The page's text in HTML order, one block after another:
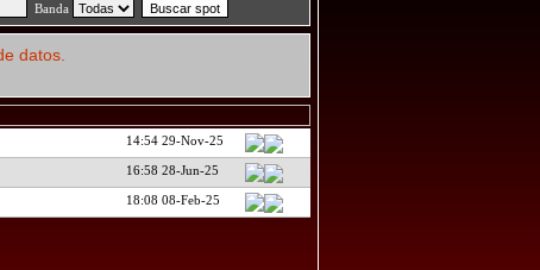
Banda
datos.
14:54 29-Nov-25
16:58 28-Jun-25
18:08 08-Feb-25